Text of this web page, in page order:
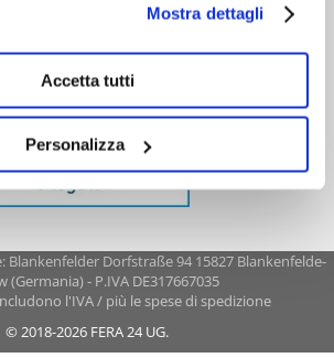
Mostra dettagli
Accetta tutti
Personalizza
Blankenfelder Dorfstraße 94 15827 Blankenfelde-
(Germania) - P.IVA DE317667035
l'IVA / più le spese di spedizione
© 2018-2026 FERA 24 UG.